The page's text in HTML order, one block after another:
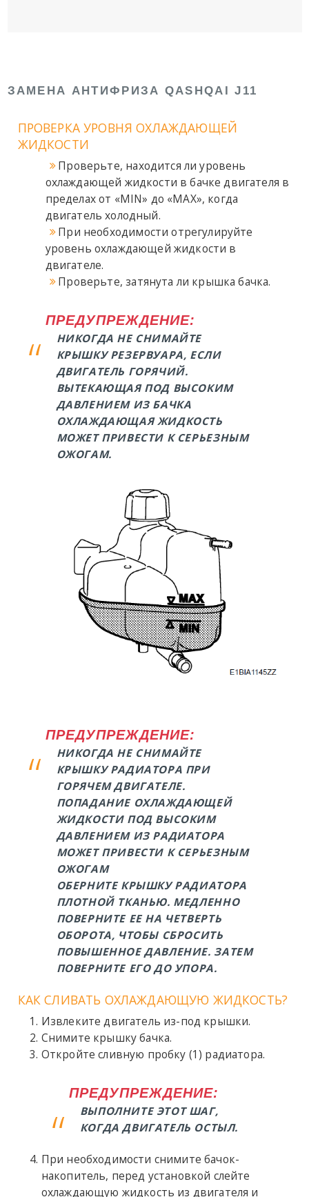
ЗАМЕНА АНТИФРИЗА QASHQAI J11
ПРОВЕРКА УРОВНЯ ОХЛАЖДАЮЩЕЙ
ЖИДКОСТИ
Проверьте, находится ли уровень
охлаждающей жидкости в бачке двигателя в
пределах от «MIN» до «MAX», когда
двигатель холодный.
При необходимости отрегулируйте
уровень охлаждающей жидкости в
двигателе.
Проверьте, затянута ли крышка бачка.
ПРЕДУПРЕЖДЕНИЕ:
НИКОГДА НЕ СНИМАЙТЕ
КРЫШКУ РЕЗЕРВУАРА, ЕСЛИ
ДВИГАТЕЛЬ ГОРЯЧИЙ.
ВЫТЕКАЮЩАЯ ПОД ВЫСОКИМ
ДАВЛЕНИЕМ ИЗ БАЧКА
ОХЛАЖДАЮЩАЯ ЖИДКОСТЬ
МОЖЕТ ПРИВЕСТИ К СЕРЬЕЗНЫМ
ОЖОГАМ.
ПРЕДУПРЕЖДЕНИЕ:
НИКОГДА НЕ СНИМАЙТЕ
КРЫШКУ РАДИАТОРА ПРИ
ГОРЯЧЕМ ДВИГАТЕЛЕ.
ПОПАДАНИЕ ОХЛАЖДАЮЩЕЙ
ЖИДКОСТИ ПОД ВЫСОКИМ
ДАВЛЕНИЕМ ИЗ РАДИАТОРА
МОЖЕТ ПРИВЕСТИ К СЕРЬЕЗНЫМ
ОЖОГАМ
ОБЕРНИТЕ КРЫШКУ РАДИАТОРА
ПЛОТНОЙ ТКАНЬЮ. МЕДЛЕННО
ПОВЕРНИТЕ ЕЕ НА ЧЕТВЕРТЬ
ОБОРОТА, ЧТОБЫ СБРОСИТЬ
ПОВЫШЕННОЕ ДАВЛЕНИЕ. ЗАТЕМ
ПОВЕРНИТЕ ЕГО ДО УПОРА.
КАК СЛИВАТЬ ОХЛАЖДАЮЩУЮ ЖИДКОСТЬ?
Извлеките двигатель из-под крышки.
Снимите крышку бачка.
Откройте сливную пробку (1) радиатора.
ПРЕДУПРЕЖДЕНИЕ:
ВЫПОЛНИТЕ ЭТОТ ШАГ,
КОГДА ДВИГАТЕЛЬ ОСТЫЛ.
При необходимости снимите бачок-
накопитель, перед установкой слейте
охлаждающую жидкость из двигателя и